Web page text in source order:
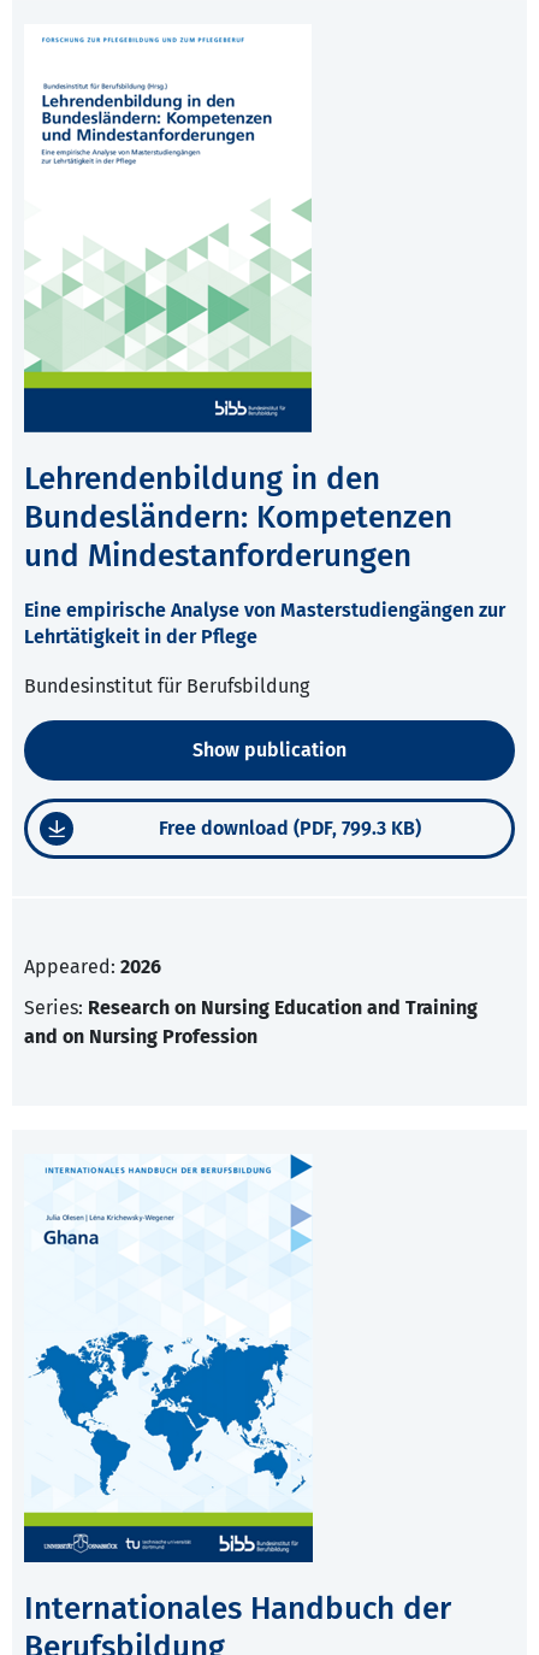
Lehrendenbildung in den
Bundesländern: Kompetenzen
und Mindestanforderungen
Eine empirische Analyse von Masterstudiengängen zur
Lehrtätigkeit in der Pflege
Bundesinstitut für Berufsbildung
Show publication
Free download (PDF, 799.3 KB)
Appeared: 2026
Series: Research on Nursing Education and Training
and on Nursing Profession
Internationales Handbuch der
Berufsbildung